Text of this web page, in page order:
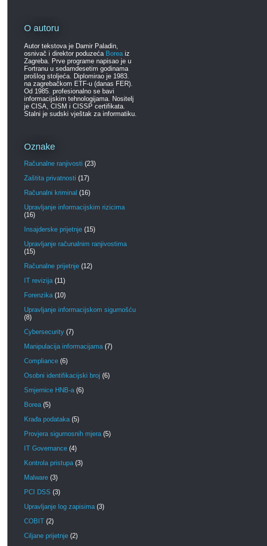
O autoru
Autor tekstova je Damir Paladin,
osnivač i direktor poduzeća Borea iz
Zagreba. Prve programe napisao je u
Fortranu u sedamdesetim godinama
prošlog stoljeća. Diplomirao je 1983.
na zagrebačkom ETF-u (danas FER).
Od 1985. profesionalno se bavi
informacijskim tehnologijama. Nositelj
je CISA, CISM i CISSP certifikata.
Stalni je sudski vještak za informatiku.
Oznake
Računalne ranjivosti (23)
Zaštita privatnosti (17)
Računalni kriminal (16)
Upravljanje informacijskim rizicima
(16)
Insajderske prijetnje (15)
Upravljanje računalnim ranjivostima
(15)
Računalne prijetnje (12)
IT revizija (11)
Forenzika (10)
Upravljanje informacijskom sigurnošću
(8)
Cybersecurity (7)
Manipulacija informacijama (7)
Compliance (6)
Osobni identifikacijski broj (6)
Smjernice HNB-a (6)
Borea (5)
Krađa podataka (5)
Provjera sigurnosnih mjera (5)
IT Governance (4)
Kontrola pristupa (3)
Malware (3)
PCI DSS (3)
Upravljanje log zapisima (3)
COBIT (2)
Ciljane prijetnje (2)